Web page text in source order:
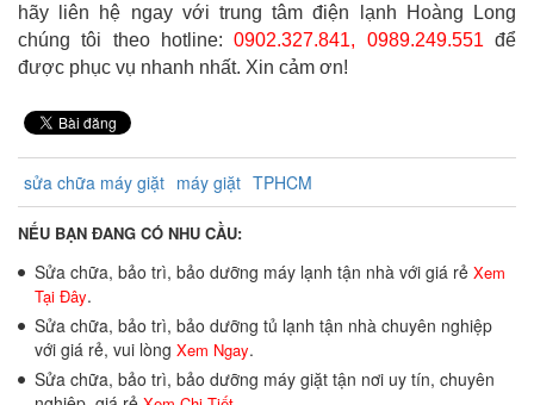
hãy liên hệ ngay với trung tâm điện lạnh Hoàng Long
chúng tôi theo hotline:0902.327.841, 0989.249.551 để
được phục vụ nhanh nhất. Xin cảm ơn!
sửa chữa máy giặt máy giặt TPHCM
NẾU BẠN ĐANG CÓ NHU CẦU:
Sửa chữa, bảo trì, bảo dưỡng máy lạnh tận nhà với giá rẻ Xem
Tại Đây.
Sửa chữa, bảo trì, bảo dưỡng tủ lạnh tận nhà chuyên nghiệp
với giá rẻ, vui lòng Xem Ngay.
Sửa chữa, bảo trì, bảo dưỡng máy giặt tận nơi uy tín, chuyên